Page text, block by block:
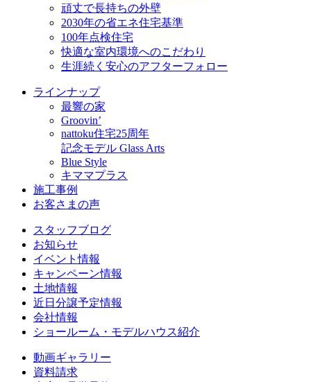
頑丈で長持ちの外壁
2030年の省エネ住宅基準
100年点検住宅
快適な室内環境へのこだわり
生涯続く安心のアフターフォロー
ラインナップ
最響の家
Groovin’
nattoku住宅25周年
記念モデル Glass Arts
Blue Style
キママプラス
施工事例
お客さまの声
スタッフブログ
お知らせ
イベント情報
キャンペーン情報
土地情報
近日分譲予定情報
会社情報
ショールーム・モデルハウス紹介
動画ギャラリー
資料請求